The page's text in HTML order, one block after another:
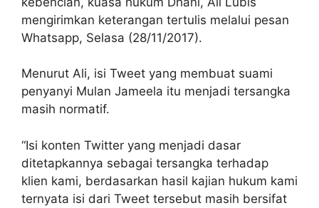
mengirimkan keterangan tertulis melalui pesan
Whatsapp, Selasa (28/11/2017).
Menurut Ali, isi Tweet yang membuat suami
penyanyi Mulan Jameela itu menjadi tersangka
masih normatif.
“Isi konten Twitter yang menjadi dasar
ditetapkannya sebagai tersangka terhadap
klien kami, berdasarkan hasil kajian hukum kami
ternyata isi dari Tweet tersebut masih bersifat